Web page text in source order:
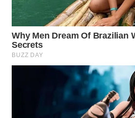
WAHANANEWS
CO ID